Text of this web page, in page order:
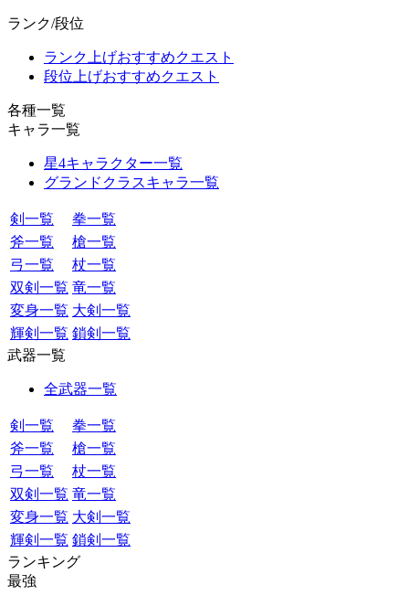
ランク/段位
ランク上げおすすめクエスト
段位上げおすすめクエスト
各種一覧
キャラ一覧
星4キャラクター一覧
グランドクラスキャラ一覧
剣一覧
拳一覧
斧一覧
槍一覧
弓一覧
杖一覧
双剣一覧 竜一覧
変身一覧 大剣一覧
輝剣一覧 鎖剣一覧
武器一覧
全武器一覧
剣一覧
拳一覧
斧一覧
槍一覧
弓一覧
杖一覧
双剣一覧 竜一覧
変身一覧 大剣一覧
輝剣一覧 鎖剣一覧
ランキング
最強